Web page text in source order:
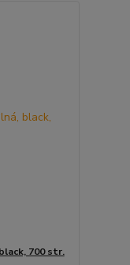
700 str.